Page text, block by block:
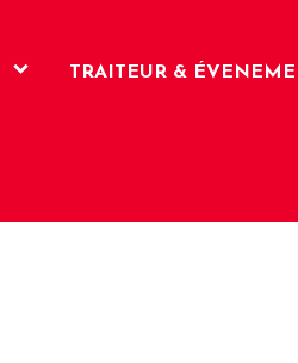
TRAITEUR &